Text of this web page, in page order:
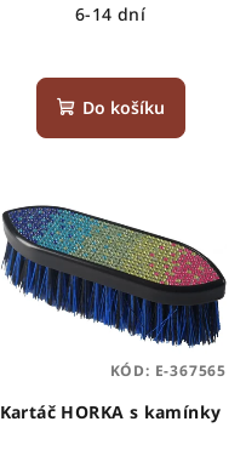
6-14 dní
Do košíku
Kartáč HORKA s kamínky
KÓD: E-367565